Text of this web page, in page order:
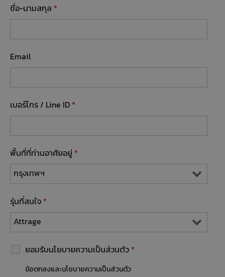
ชื่อ-นามสกุล *
Email
เบอร์โทร / Line ID *
พื้นที่ที่ท่านอาศัยอยู่ *
รุ่นที่สนใจ *
ยอมรับนโยบายความเป็นส่วนตัว *
ข้อตกลงและนโยบายความเป็นส่วนตัว